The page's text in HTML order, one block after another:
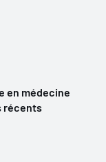
en médecine
récents